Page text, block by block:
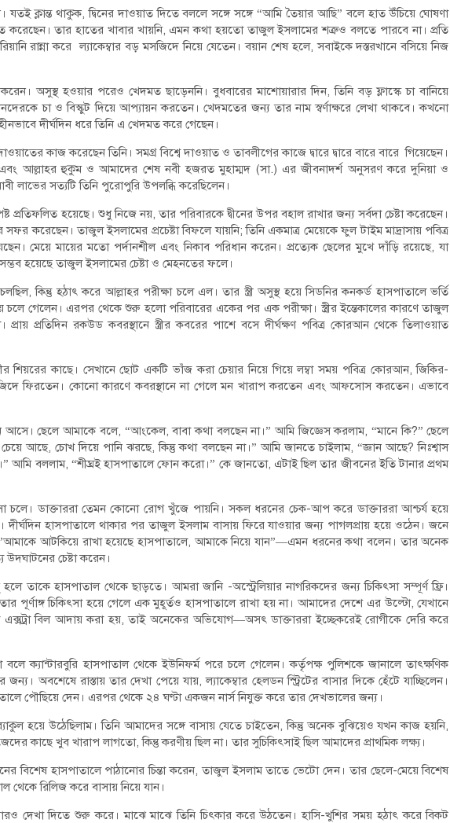
ক্লান্ত থাকুক, দ্বিনের দাওয়াত দিতে বললে সঙ্গে সঙ্গে “আমি তৈয়ার আছি” বলে হাত উঁচিয়ে ঘোষণা
করেছেন। তার হাতের খাবার খায়নি, এমন কথা হয়তো তাজুল ইসলামের শত্রুও বলতে পারবে না। প্রতি
রান্না করে ল্যাকেম্বার বড় মসজিদে নিয়ে যেতেন। বয়ান শেষ হলে, সবাইকে দস্তরখানে বসিয়ে নিজ
অসুস্থ হওয়ার পরেও খেদমত ছাড়েননি। বুধবারের মাশোয়ারার দিন, তিনি বড় ফ্লাস্কে চা বানিয়ে
চা ও বিস্কুট দিয়ে আপ্যায়ন করতেন। খেদমতের জন্য তার নাম স্বর্ণাক্ষরে লেখা থাকবে। কখনো
দীর্ঘদিন ধরে তিনি এ খেদমত করে গেছেন।
কাজ করেছেন তিনি। সমগ্র বিশ্বে দাওয়াত ও তাবলীগের কাজে দ্বারে দ্বারে বারে বারে গিয়েছেন।
এবং আল্লাহর হুকুম ও আমাদের শেষ নবী হজরত মুহাম্মদ (সা.) এর জীবনাদর্শ অনুসরণ করে দুনিয়া ও
লাভের সত্যটি তিনি পুরোপুরি উপলব্ধি করেছিলেন।
প্রতিফলিত হয়েছে। শুধু নিজে নয়, তার পরিবারকে দ্বীনের উপর বহাল রাখার জন্য সর্বদা চেষ্টা করেছেন।
সফর করেছেন। তাজুল ইসলামের প্রচেষ্টা বিফলে যায়নি; তিনি একমাত্র মেয়েকে ফুল টাইম মাদ্রাসায় পবিত্র
মেয়ে মায়ের মতো পর্দানশীল এবং নিকাব পরিধান করেন। প্রত্যেক ছেলের মুখে দাঁড়ি রয়েছে, যা
হয়েছে তাজুল ইসলামের চেষ্টা ও মেহনতের ফলে।
কিন্তু হঠাৎ করে আল্লাহর পরীক্ষা চলে এল। তার স্ত্রী অসুস্থ হয়ে সিডনির কনকর্ড হাসপাতালে ভর্তি
চলে গেলেন। এরপর থেকে শুরু হলো পরিবারের একের পর এক পরীক্ষা। স্ত্রীর ইন্তেকালের কারণে তাজুল
প্রতিদিন রকউড কবরস্থানে স্ত্রীর কবরের পাশে বসে দীর্ঘক্ষণ পবিত্র কোরআন থেকে তিলাওয়াত
শিয়রের কাছে। সেখানে ছোট একটি ভাঁজ করা চেয়ার নিয়ে গিয়ে লম্বা সময় পবিত্র কোরআন, জিকির-
ফিরতেন। কোনো কারণে কবরস্থানে না গেলে মন খারাপ করতেন এবং আফসোস করতেন। এভাবে
ছেলে আমাকে বলে, “আংকেল, বাবা কথা বলছেন না।” আমি জিজ্ঞেস করলাম, “মানে কি?” ছেলে
আছে, চোখ দিয়ে পানি ঝরছে, কিন্তু কথা বলছেন না।” আমি জানতে চাইলাম, “জ্ঞান আছে? নিঃশ্বাস
আমি বললাম, “শীঘ্রই হাসপাতালে ফোন করো।” কে জানতো, এটাই ছিল তার জীবনের ইতি টানার প্রথম
চলে। ডাক্তাররা তেমন কোনো রোগ খুঁজে পায়নি। সকল ধরনের চেক-আপ করে ডাক্তাররা আশ্চর্য হয়ে
হাসপাতালে থাকার পর তাজুল ইসলাম বাসায় ফিরে যাওয়ার জন্য পাগলপ্রায় হয়ে ওঠেন। জনে
আটকিয়ে রাখা হয়েছে হাসপাতালে, আমাকে নিয়ে যান”—এমন ধরনের কথা বলেন। তার অনেক
চেষ্টা করেন।
তাকে হাসপাতাল থেকে ছাড়তে। আমরা জানি -অস্ট্রেলিয়ার নাগরিকদের জন্য চিকিৎসা সম্পূর্ণ ফ্রি।
পূর্ণাঙ্গ চিকিৎসা হয়ে গেলে এক মুহূর্তও হাসপাতালে রাখা হয় না। আমাদের দেশে এর উল্টো, যেখানে
এক্সট্রা বিল আদায় করা হয়, তাই অনেকের অভিযোগ—অসৎ ডাক্তাররা ইচ্ছেকরেই রোগীকে দেরি করে
ক্যান্টারবুরি হাসপাতাল থেকে ইউনিফর্ম পরে চলে গেলেন। কর্তৃপক্ষ পুলিশকে জানালে তাৎক্ষণিক
অবশেষে রাস্তায় তার দেখা পেয়ে যায়, ল্যাকেম্বার হেলডন স্ট্রিটের বাসার দিকে হেঁটে যাচ্ছিলেন।
পৌছিয়ে দেন। এরপর থেকে ২৪ ঘণ্টা একজন নার্স নিযুক্ত করে তার দেখভালের জন্য।
হয়ে উঠেছিলাম। তিনি আমাদের সঙ্গে বাসায় যেতে চাইতেন, কিন্তু অনেক বুঝিয়েও যখন কাজ হয়নি,
কাছে খুব খারাপ লাগতো, কিন্তু করণীয় ছিল না। তার সুচিকিৎসাই ছিল আমাদের প্রাথমিক লক্ষ্য।
বিশেষ হাসপাতালে পাঠানোর চিন্তা করেন, তাজুল ইসলাম তাতে ভেটো দেন। তার ছেলে-মেয়ে বিশেষ
থেকে রিলিজ করে বাসায় নিয়ে যান।
দেখা দিতে শুরু করে। মাঝে মাঝে তিনি চিৎকার করে উঠতেন। হাসি-খুশির সময় হঠাৎ করে বিকট